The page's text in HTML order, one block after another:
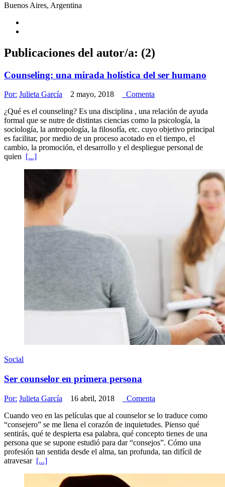
Buenos Aires, Argentina
Publicaciones del autor/a: (2)
Counseling: una mirada holística del ser humano
Por: Julieta García 2 mayo, 2018
Comenta
¿Qué es el counseling? Es una disciplina , una relación de ayuda
formal que se nutre de distintas ciencias como la psicología, la
sociología, la antropología, la filosofía, etc. cuyo objetivo principal
es facilitar, por medio de un proceso acotado en el tiempo, el
cambio, la promoción, el desarrollo y el despliegue personal de
quien [...]
Social
Ser counselor en primera persona
Por: Julieta García 16 abril, 2018
Comenta
Cuando veo en las películas que al counselor se lo traduce como
“consejero” se me llena el corazón de inquietudes. Pienso qué
sentirás, qué te despierta esa palabra, qué concepto tienes de una
persona que se supone estudió para dar “consejos”. Cómo una
profesión tan sentida desde el alma, tan profunda, tan difícil de
atravesar [...]